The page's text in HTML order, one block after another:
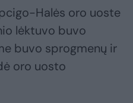
Halės oro uoste
lėktuvo buvo
buvo sprogmenų ir
oro uosto